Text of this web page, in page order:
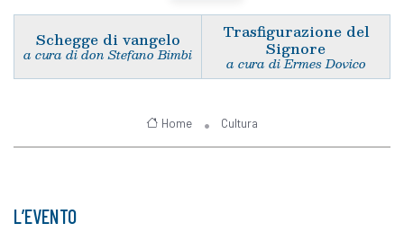
Schegge di vangelo
a cura di don Stefano Bimbi
Trasfigurazione del
Signore
a cura di Ermes Dovico
Home Cultura
L’EVENTO